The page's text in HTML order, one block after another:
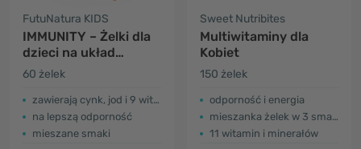
FutuNatura KIDS
IMMUNITY – Żelki dla
dzieci na układ
odpornościowy
60 żelek
zawierają cynk, jod i 9 witamin
na lepszą odporność
mieszane smaki
Sweet Nutribites
Multiwitaminy dla
Kobiet
150 żelek
odporność i energia
mieszanka żelek w 3 smakach
11 witamin i minerałów